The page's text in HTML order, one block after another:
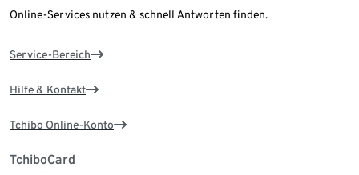
Online-Services nutzen & schnell Antworten finden.
Service-Bereich
Hilfe & Kontakt
Tchibo Online-Konto
TchiboCard